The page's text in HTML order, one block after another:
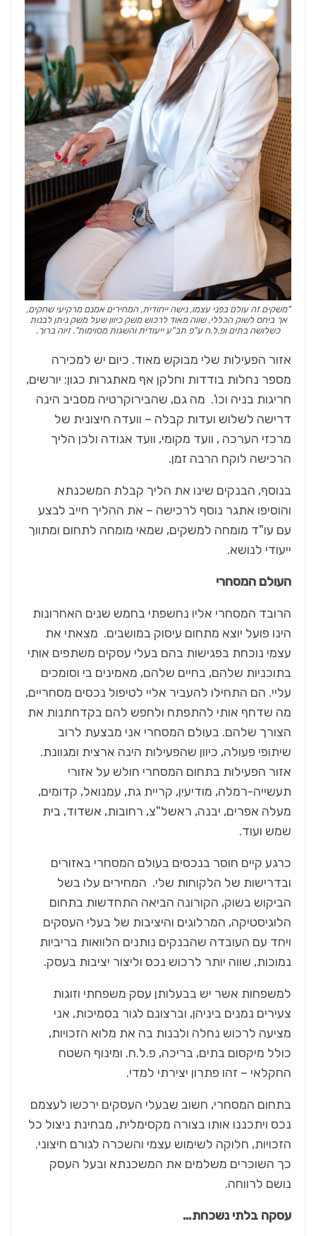
"משקים זה עולם בפני עצמו, נישה ייחודית, המחירים אמנם מרקיעי שחקים,
אך ביחס לשוק הכללי, שווה מאוד לרכוש משק כיוון שעל משק ניתן לבנות
כשלושה בתים ופ.ל.ח ע"פ תב"ע ייעודית והשגות מסוימות". זיוה ברוך.
אזור הפעילות שלי מבוקש מאוד. כיום יש למכירה
מספר נחלות בודדות וחלקן אף מאתגרות כגון: יורשים,
חריגות בניה וכו'. מה גם, שהבירוקרטיה מסביב הינה
דרישה לשלוש ועדות קבלה – וועדה חיצונית של
מרכזי הערכה , וועד מקומי, וועד אגודה ולכן הליך
הרכישה לוקח הרבה זמן.
בנוסף, הבנקים שינו את הליך קבלת המשכנתא
והוסיפו אתגר נוסף לרכישה – את ההליך חייב לבצע
עם עו"ד מומחה למשקים, שמאי מומחה לתחום ומתווך
ייעודי לנושא.
העולם המסחרי
הרובד המסחרי אליו נחשפתי בחמש שנים האחרונות
הינו פועל יוצא מתחום עיסוק במושבים. מצאתי את
עצמי נוכחת בפגישות בהם בעלי עסקים משתפים אותי
בתוכניות שלהם, בחיים שלהם, מאמינים בי וסומכים
עליי. הם התחילו להעביר אליי לטיפול נכסים מסחריים,
מה שדחף אותי להתפתח ולחפש להם בקדחתנות את
הצורך שלהם. בעולם המסחרי אני מבצעת לרוב
שיתופי פעולה, כיוון שהפעילות הינה ארצית ומגוונת.
אזור הפעילות בתחום המסחרי חולש על אזורי
תעשייה-רמלה, מודיעין, קריית גת, עמנואל, קדומים,
מעלה אפרים, יבנה, ראשל"צ, רחובות, אשדוד, בית
שמש ועוד.
כרגע קיים חוסר בנכסים בעולם המסחרי באזורים
ובדרישות של הלקוחות שלי. המחירים עלו בשל
הביקוש בשוק, הקורונה הביאה התחדשות בתחום
הלוגיסטיקה, המרלוגים והיציבות של בעלי העסקים
ויחד עם העובדה שהבנקים נותנים הלוואות בריביות
נמוכות, שווה יותר לרכוש נכס וליצור יציבות בעסק.
למשפחות אשר יש בבעלותן עסק משפחתי וזוגות
צעירים נמנים ביניהן, וברצונם לגור בסמיכות, אני
מציעה לרכוש נחלה ולבנות בה את מלוא הזכויות,
כולל מיקסום בתים, בריכה, פ.ל.ח. ומינוף השטח
החקלאי – זהו פתרון יצירתי למדי.
בתחום המסחרי, חשוב שבעלי העסקים ירכשו לעצמם
נכס ויתכננו אותו בצורה מקסימלית, מבחינת ניצול כל
הזכויות, חלוקה לשימוש עצמי והשכרה לגורם חיצוני.
כך השוכרים משלמים את המשכנתא ובעל העסק
נושם לרווחה.
עסקה בלתי נשכחת…